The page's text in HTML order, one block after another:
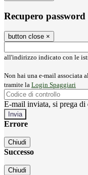
Recupero password
button close ×
all'indirizzo indicato con le
Non hai una e-mail associata
tramite la Login Spaggiari
E-mail inviata, si prega di
Errore
Chiudi
Successo
Chiudi